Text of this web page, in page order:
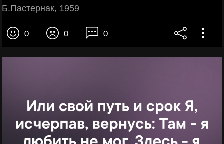
Б.Пастернак, 1959
0 0 0